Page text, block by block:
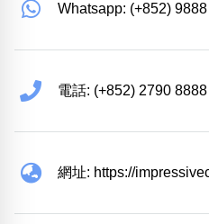
Whatsapp: (+852)
電話: (+852) 2790 8888
網址: https://